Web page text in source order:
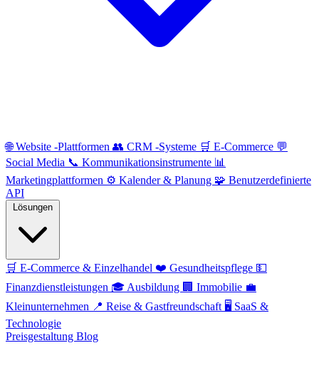
🌐Website -Plattformen 👥 CRM -Systeme 🛒 E-Commerce 💬
Social Media 📞 Kommunikationsinstrumente 📊
Marketingplattformen ⚙️ Kalender & Planung 🧩 Benutzerdefinierte
API
🛒 E-Commerce & Einzelhandel ❤️ Gesundheitspflege 💵
Finanzdienstleistungen 🎓 Ausbildung 🏢 Immobilie 💼
Kleinunternehmen 📍 Reise & Gastfreundschaft 🖥️ SaaS &
Technologie
Preisgestaltung Blog